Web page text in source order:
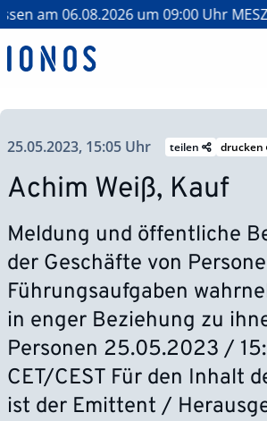
06.08.2026 um 09:00 Uhr MESZ /
25.05.2023, 15:05 Uhr teilen drucken
Achim Weiß, Kauf
Meldung und öffentliche
der Geschäfte von
Führungsaufgaben
in enger Beziehung zu
Personen 25.05.2023 /
CET/CEST Für den Inhalt
ist der Emittent /